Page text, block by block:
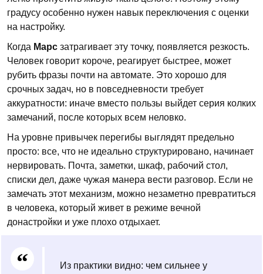
градусу особенно нужен навык переключения с оценки
на настройку.
Когда Марс затрагивает эту точку, появляется резкость.
Человек говорит короче, реагирует быстрее, может
рубить фразы почти на автомате. Это хорошо для
срочных задач, но в повседневности требует
аккуратности: иначе вместо пользы выйдет серия колких
замечаний, после которых всем неловко.
На уровне привычек перегибы выглядят предельно
просто: все, что не идеально структурировано, начинает
нервировать. Почта, заметки, шкаф, рабочий стол,
списки дел, даже чужая манера вести разговор. Если не
замечать этот механизм, можно незаметно превратиться
в человека, который живет в режиме вечной
донастройки и уже плохо отдыхает.
Из практики видно: чем сильнее у